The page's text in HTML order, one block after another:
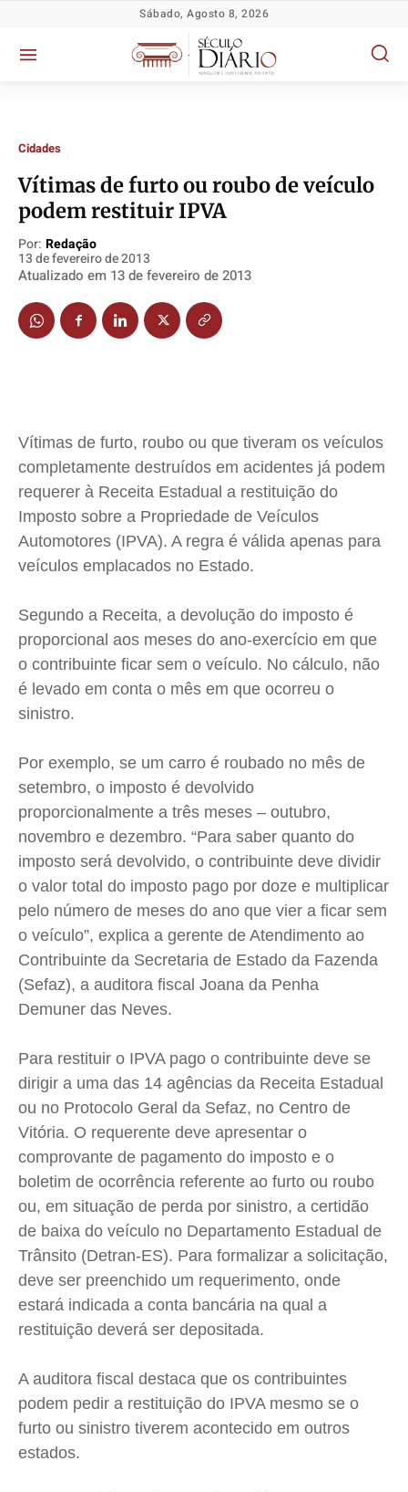
Política
Socioeconômicas
TV Século
Educação
Cidades
Direitos
Economia
Cultura
Colunas
Caetano Roque
Gustavo Bastos
Jr Mignone (in memorian)
Wanda Sily
Publicidade Legal
Quem Somos
Expediente
Contato
Anuncie
Privacidade
Política
Socioeconômicas
TV Século
Educação
Cidades
Direitos
Economia
Cultura
Colunas
Caetano Roque
Gustavo Bastos
Jr Mignone (in memorian)
Wanda Sily
Publicidade Legal
Quem Somos
Expediente
Contato
Anuncie
Privacidade
Política
Socioeconômicas
TV Século
Educação
Cidades
Direitos
Economia
Cultura
Colunas
Caetano Roque
Gustavo Bastos
Jr Mignone (in memorian)
Wanda Sily
Publicidade Legal
Quem Somos
Expediente
Contato
Anuncie
Privacidade
Política
Socioeconômicas
TV Século
Educação
Cidades
Direitos
Economia
Cultura
Colunas
Caetano Roque
Gustavo Bastos
Jr Mignone (in memorian)
Wanda Sily
Publicidade Legal
Quem Somos
Expediente
Contato
Anuncie
Privacidade
Sábado, Agosto 8, 2026
Cidades
Vítimas de furto ou roubo de veículo
podem restituir IPVA
Por: Redação
13 de fevereiro de 2013
Atualizado em 13 de fevereiro de 2013
Vítimas de furto, roubo ou que tiveram os veículos
completamente destruídos em acidentes já podem
requerer à Receita Estadual a restituição do
Imposto sobre a Propriedade de Veículos
Automotores (IPVA). A regra é válida apenas para
veículos emplacados no Estado.
Segundo a Receita, a devolução do imposto é
proporcional aos meses do ano-exercício em que
o contribuinte ficar sem o veículo. No cálculo, não
é levado em conta o mês em que ocorreu o
sinistro.
Por exemplo, se um carro é roubado no mês de
setembro, o imposto é devolvido
proporcionalmente a três meses – outubro,
novembro e dezembro. “Para saber quanto do
imposto será devolvido, o contribuinte deve dividir
o valor total do imposto pago por doze e multiplicar
pelo número de meses do ano que vier a ficar sem
o veículo”, explica a gerente de Atendimento ao
Contribuinte da Secretaria de Estado da Fazenda
(Sefaz), a auditora fiscal Joana da Penha
Demuner das Neves.
Para restituir o IPVA pago o contribuinte deve se
dirigir a uma das 14 agências da Receita Estadual
ou no Protocolo Geral da Sefaz, no Centro de
Vitória. O requerente deve apresentar o
comprovante de pagamento do imposto e o
boletim de ocorrência referente ao furto ou roubo
ou, em situação de perda por sinistro, a certidão
de baixa do veículo no Departamento Estadual de
Trânsito (Detran-ES). Para formalizar a solicitação,
deve ser preenchido um requerimento, onde
estará indicada a conta bancária na qual a
restituição deverá ser depositada.
A auditora fiscal destaca que os contribuintes
podem pedir a restituição do IPVA mesmo se o
furto ou sinistro tiverem acontecido em outros
estados.